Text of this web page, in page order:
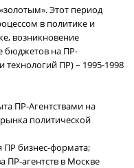
Этот период
в политике и
возникновение
бюджетов на ПР-
ПР) – 1995-1998
ПР-Агентствами на
политической
ПР бизнес-формата;
ПР-агентств в Москве